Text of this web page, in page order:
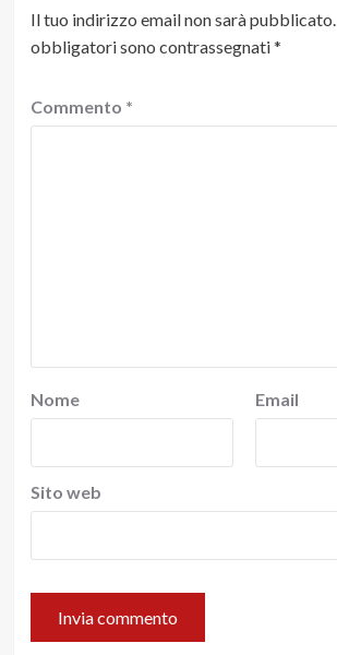
Il tuo indirizzo email non sarà pubblicato.
obbligatori sono contrassegnati*
Commento *
Nome Email
Sito web